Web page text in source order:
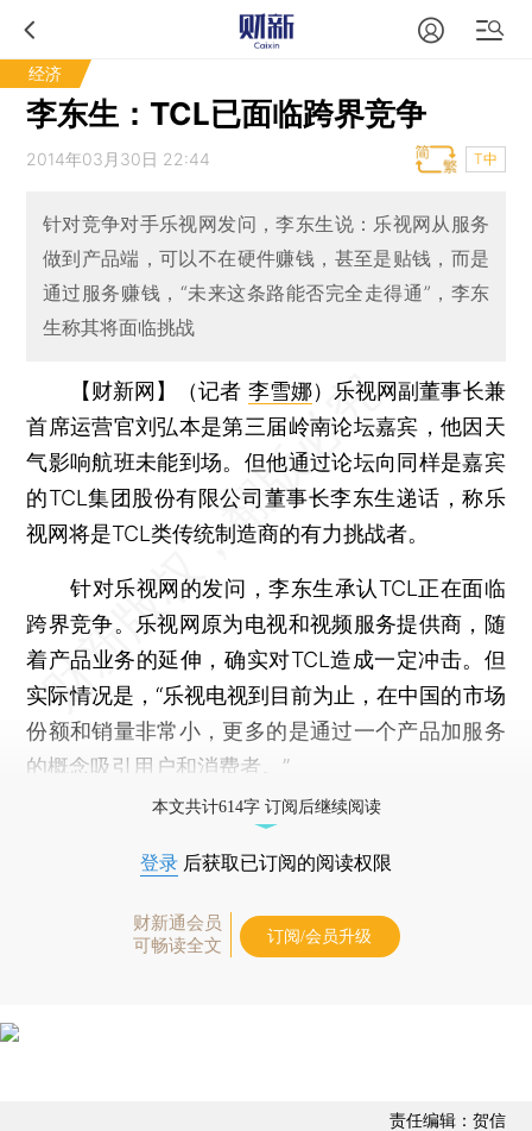
经济
李东生：TCL已面临跨界竞争
2014年03月30日 22:44 T中
针对竞争对手乐视网发问，李东生说：乐视网从服务
做到产品端，可以不在硬件赚钱，甚至是贴钱，而是
通过服务赚钱，“未来这条路能否完全走得通”，李东
生称其将面临挑战
【财新网】（记者 李雪娜） 乐视网副董事长兼
首席运营官刘弘本是第三届岭南论坛嘉宾，他因天
气影响航班未能到场。但他通过论坛向同样是嘉宾
的TCL集团股份有限公司董事长李东生递话，称乐
视网将是TCL类传统制造商的有力挑战者。
针对乐视网的发问，李东生承认TCL正在面临
跨界竞争。乐视网原为电视和视频服务提供商，随
着产品业务的延伸，确实对TCL造成一定冲击。但
实际情况是，“乐视电视到目前为止，在中国的市场
份额和销量非常小，更多的是通过一个产品加服务
的概念吸引用户和消费者。”
本文共计614字 订阅后继续阅读
登录 后获取已订阅的阅读权限
财新通会员
可畅读全文
订阅/会员升级
责任编辑：贺信